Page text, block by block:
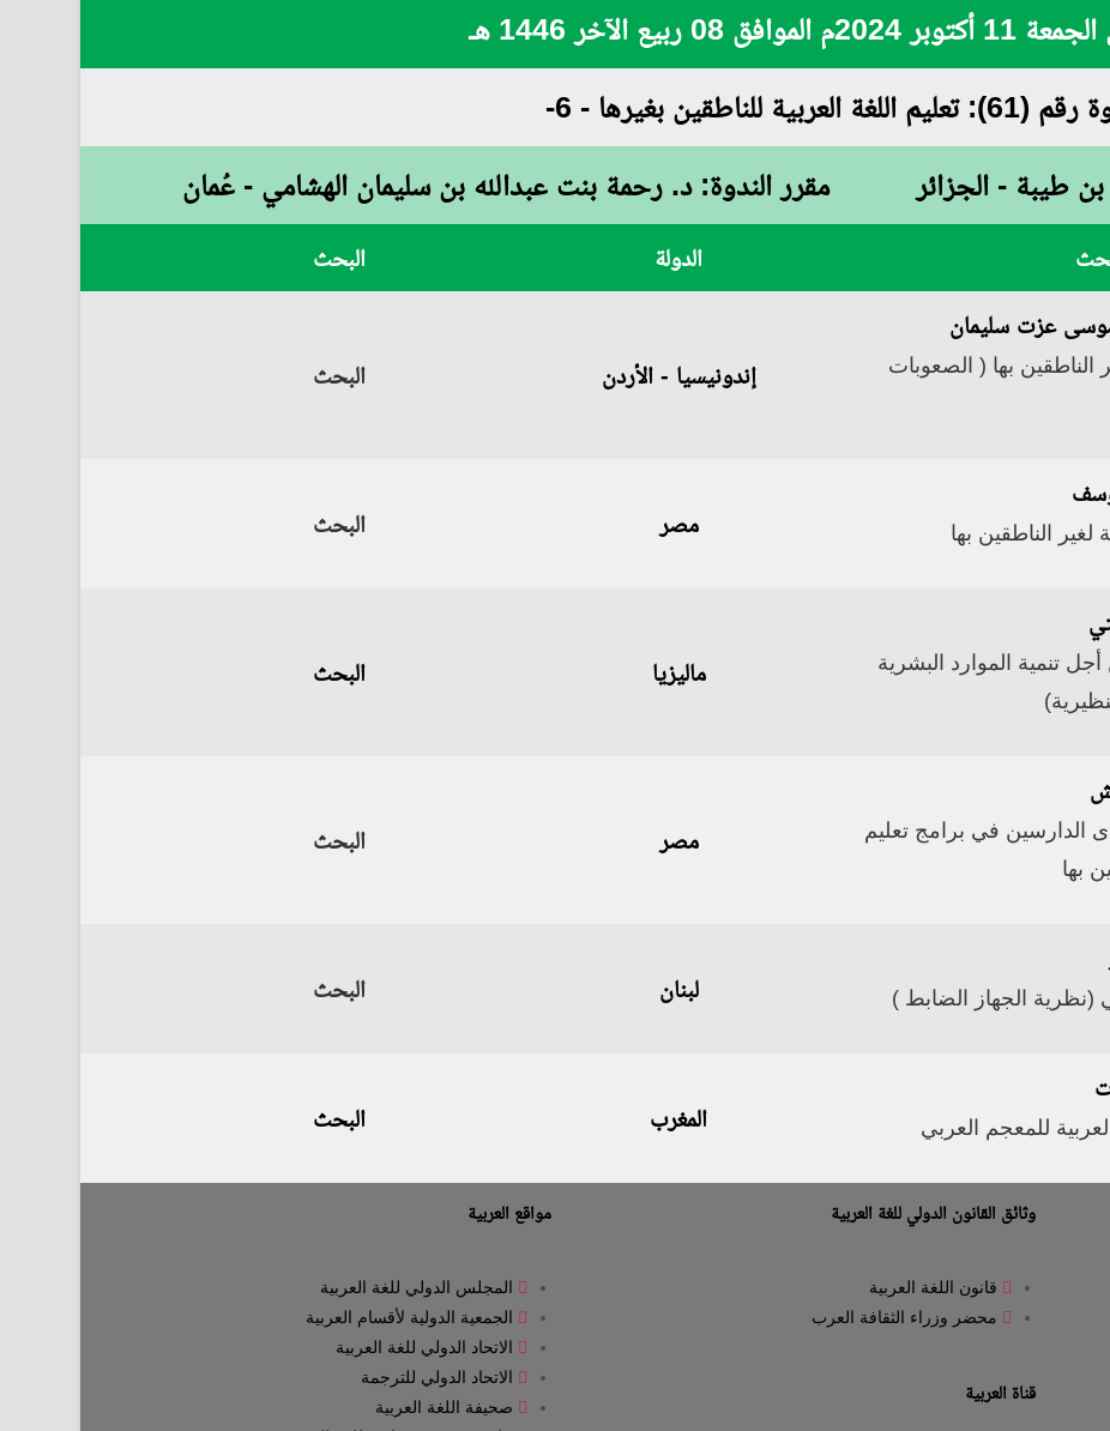
08 ربيع الآخر 1446 هـ
اللغة العربية للناطقين بغيرها - 6-
طيبة - الجزائر مقرر الندوة: د. رحمة بنت عبدالله بن سليمان الهشامي - عُمان
الدولة البحث
عزت سليمان
الناطقين بها ( الصعوبات
إندونيسيا - الأردن البحث
لغير الناطقين بها مصر البحث
أجل تنمية الموارد البشرية
ماليزيا البحث
الدارسين في برامج تعليم
بها
مصر البحث
(نظرية الجهاز الضابط ) لبنان البحث
للمعجم العربي المغرب البحث
وثائق القانون الدولي للغة العربية
قانون اللغة العربية
محضر وزراء الثقافة العرب
قناة العربية
مواقع العربية
المجلس الدولي للغة العربية
الجمعية الدولية لأقسام العربية
الاتحاد الدولي للغة العربية
الاتحاد الدولي للترجمة
صحيفة اللغة العربية